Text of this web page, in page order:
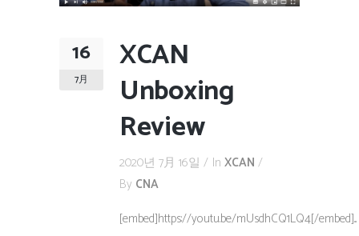
16
7月
XCAN
Unboxing
Review
2020년 7月 16일 In XCAN
By CNA
[embed]https://youtu.be/mUsdhCQ1LQ4[/embed]...